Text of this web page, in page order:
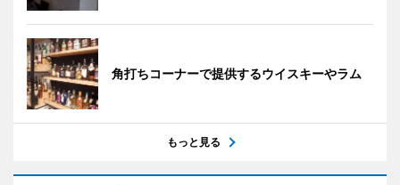
角打ちコーナーで提供するウイスキーやラム
もっと見る